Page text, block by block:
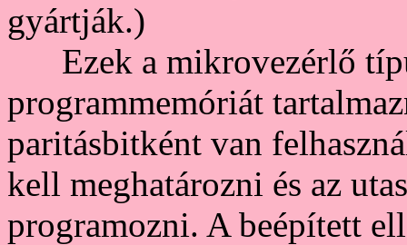
gyártják.)
Ezek a mikrovezérlő
programmemóriát
paritásbitként van
kell meghatározni és az
programozni. A beépített